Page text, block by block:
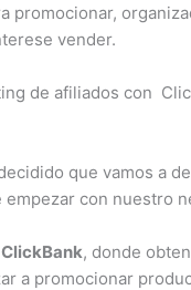
promocionar,
vender.
de afiliados con
que vamos a
empezar con nuestro
, donde
a promocionar